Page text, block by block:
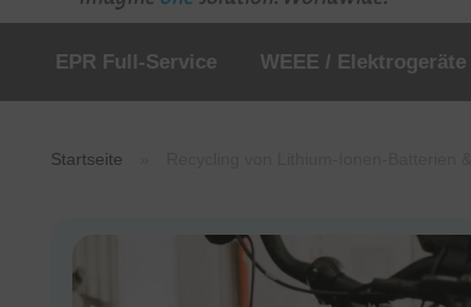
EPR Full-Service WEEE / Elektrogeräte
Startseite